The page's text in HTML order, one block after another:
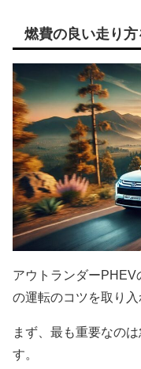
燃費の良い走り
アウトランダー
の運転のコツを取り入
まず、最も重要なの
す。